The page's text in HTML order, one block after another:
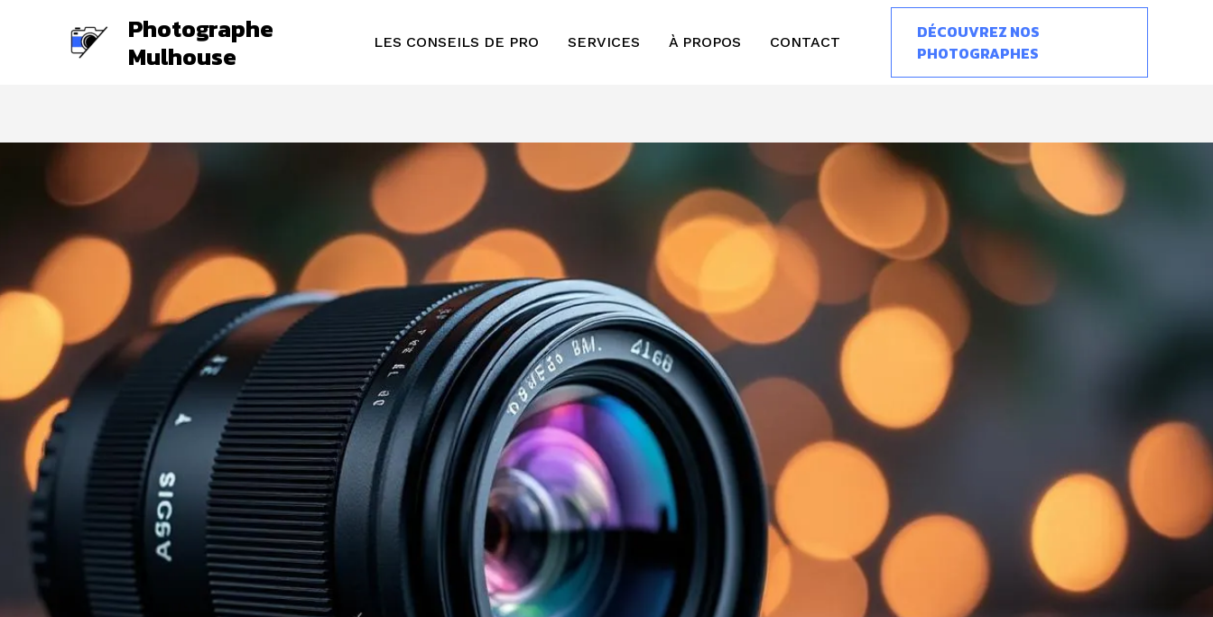
Photographe
Mulhouse LES CONSEILS DE PRO SERVICES À PROPOS CONTACT
DÉCOUVREZ NOS
PHOTOGRAPHES